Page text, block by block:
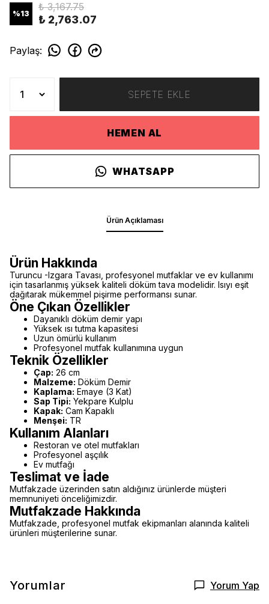
%13
₺ 3,167.75
₺ 2,763.07
Paylaş:
SEPETE EKLE
HEMEN AL
WHATSAPP
Ürün Açıklaması
Ürün Hakkında
Turuncu -Izgara Tavası, profesyonel mutfaklar ve ev kullanımı
için tasarlanmış yüksek kaliteli döküm tava modelidir. Isıyı eşit
dağıtarak mükemmel pişirme performansı sunar.
Öne Çıkan Özellikler
Dayanıklı döküm demir yapı
Yüksek ısı tutma kapasitesi
Uzun ömürlü kullanım
Profesyonel mutfak kullanımına uygun
Teknik Özellikler
Çap: 26 cm
Malzeme: Döküm Demir
Kaplama: Emaye (3 Kat)
Sap Tipi: Yekpare Kulplu
Kapak: Cam Kapaklı
Menşei: TR
Kullanım Alanları
Restoran ve otel mutfakları
Profesyonel aşçılık
Ev mutfağı
Teslimat ve İade
Mutfakzade üzerinden satın aldığınız ürünlerde müşteri
memnuniyeti önceliğimizdir.
Mutfakzade Hakkında
Mutfakzade, profesyonel mutfak ekipmanları alanında kaliteli
ürünleri müşterilerine sunar.
Yorumlar Yorum Yap